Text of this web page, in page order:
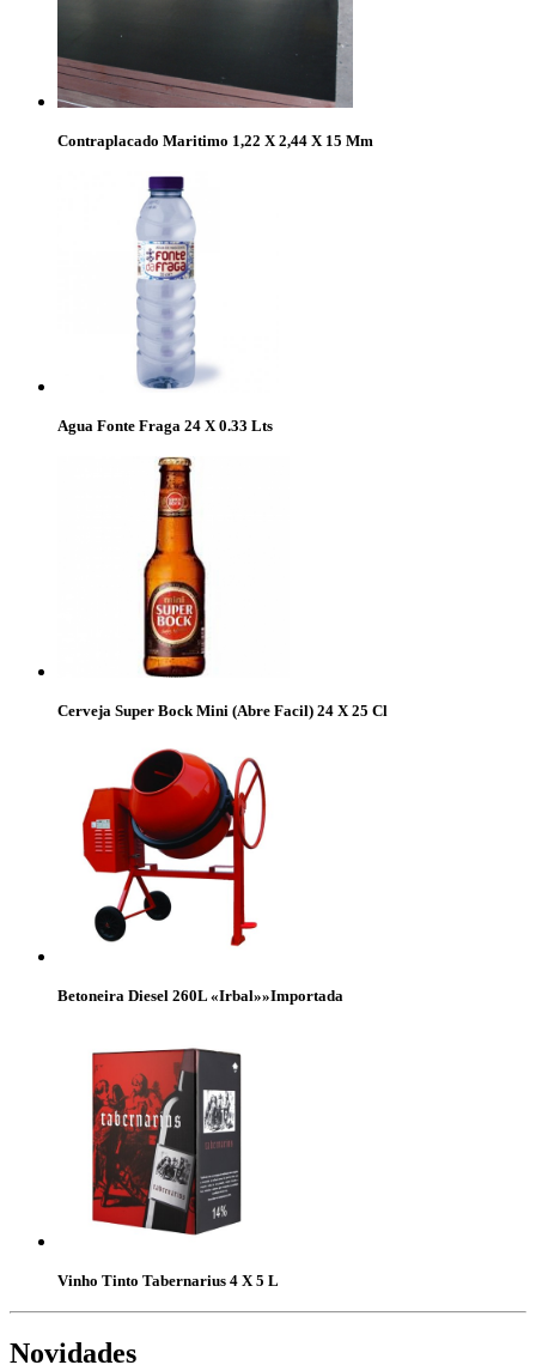
Contraplacado Maritimo 1,22 X 2,44 X 15 Mm
Agua Fonte Fraga 24 X 0.33 Lts
Cerveja Super Bock Mini (Abre Facil) 24 X 25 Cl
Betoneira Diesel 260L «Irbal»»Importada
Vinho Tinto Tabernarius 4 X 5 L
Novidades